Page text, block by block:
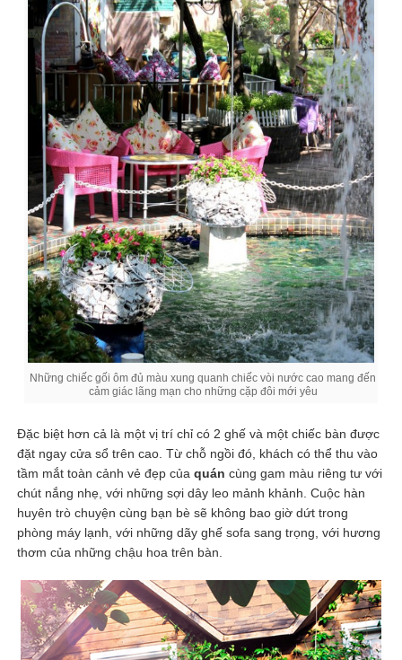
Những chiếc gối ôm đủ màu xung quanh chiếc vòi nước cao mang đến
cảm giác lãng mạn cho những cặp đôi mới yêu
Đặc biệt hơn cả là một vị trí chỉ có 2 ghế và một chiếc bàn được
đặt ngay cửa sổ trên cao. Từ chỗ ngồi đó, khách có thể thu vào
tầm mắt toàn cảnh vẻ đẹp củaquán cùng gam màu riêng tư với
chút nắng nhẹ, với những sợi dây leo mảnh khảnh. Cuộc hàn
huyên trò chuyện cùng bạn bè sẽ không bao giờ dứt trong
phòng máy lạnh, với những dãy ghế sofa sang trọng, với hương
thơm của những chậu hoa trên bàn.